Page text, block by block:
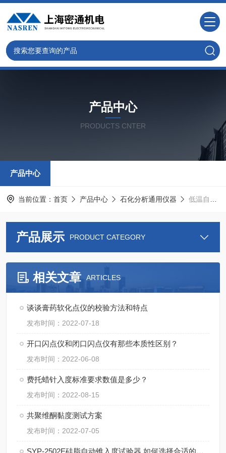
产品中心
PRODUCTS CNTER
产品中心
当前位置： 首页 产品中心 石化分析通用仪器 低温自动蒸馏仪器
产品展示 PRODUCT CATEGORY
相关文章 ARTICLES
谈谈膏药软化点仪的校验方法和特点
发布时间：2022-07-18
开口闪点仪和闭口闪点仪有那些本质性区别？
发布时间：2022-06-08
费托蜡针入度标准要求数值是多少？
发布时间：2022-08-15
共聚维酮黏度测试方案
发布时间：2022-07-05
SYP-2502E硅脂自动锥入度试验器 如何选择合适的锥体